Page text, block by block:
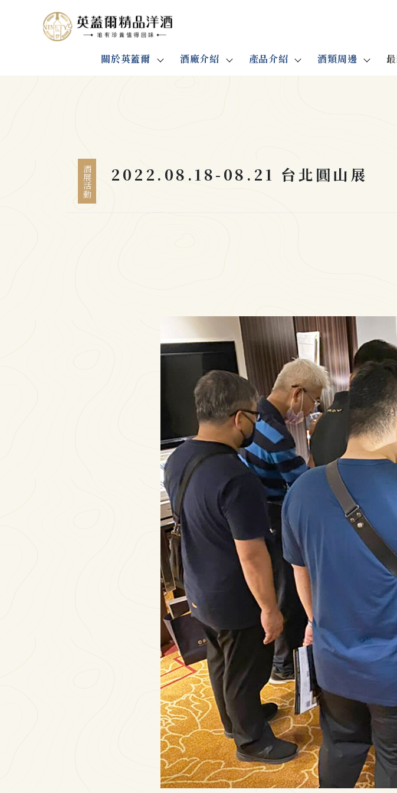
關於英蓋爾 酒廠介紹 產品介紹 酒類周邊
酒展活動 2022.08.18-08.21 台北圓山展